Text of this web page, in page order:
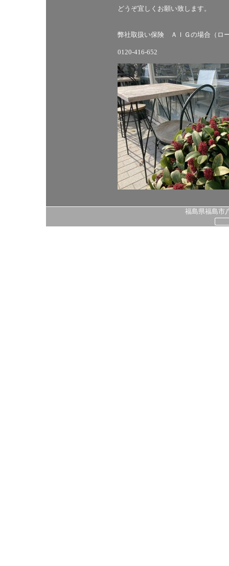
どうぞ宜しくお願い致します。
弊社取扱い保険 ＡＩＧの場合（
0120-416-652
福島県福島市